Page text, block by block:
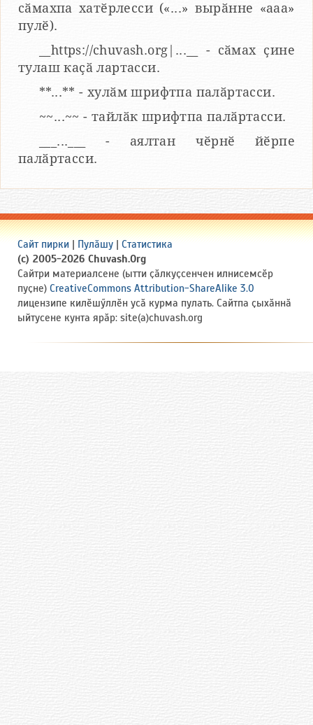
сӑмахпа хатӗрлесси («...» вырӑнне «ааа»
пулӗ).
__https://chuvash.org|...__ - сӑмах ҫине
тулаш каҫӑ лартасси.
**...** - хулӑм шрифтпа палӑртасси.
~~...~~ - тайлӑк шрифтпа палӑртасси.
___...___ - аялтан чӗрнӗ йӗрпе
палӑртасси.
Сайт пирки | Пулӑшу | Статистика
(c) 2005-2026 Chuvash.Org
Сайтри материалсене (ытти ҫӑлкуҫсенчен илнисемсӗр
пуҫне) CreativeCommons Attribution-ShareAlike 3.0
лицензипе килӗшӳллӗн усӑ курма пулать. Сайтпа ҫыхӑннӑ
ыйтусене кунта ярӑр: site(a)chuvash.org